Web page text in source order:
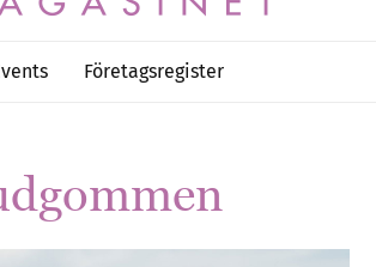
Företagsregister